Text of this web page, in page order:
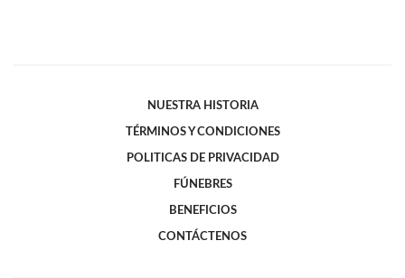
NUESTRA HISTORIA
TÉRMINOS Y CONDICIONES
POLITICAS DE PRIVACIDAD
FÚNEBRES
BENEFICIOS
CONTÁCTENOS